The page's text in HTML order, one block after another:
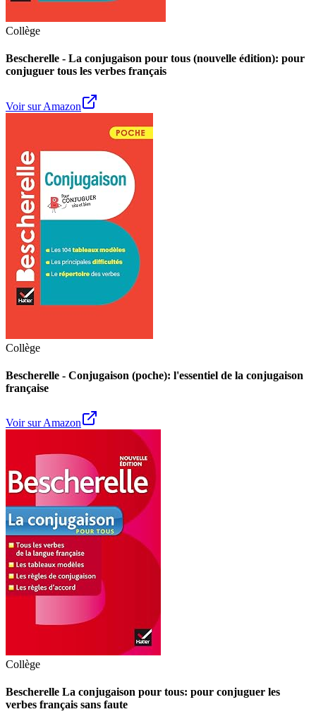
Collège
Bescherelle - La conjugaison pour tous (nouvelle édition): pour
conjuguer tous les verbes français
Voir sur Amazon
Collège
Bescherelle - Conjugaison (poche): l'essentiel de la conjugaison
française
Voir sur Amazon
Collège
Bescherelle La conjugaison pour tous: pour conjuguer les
verbes français sans faute